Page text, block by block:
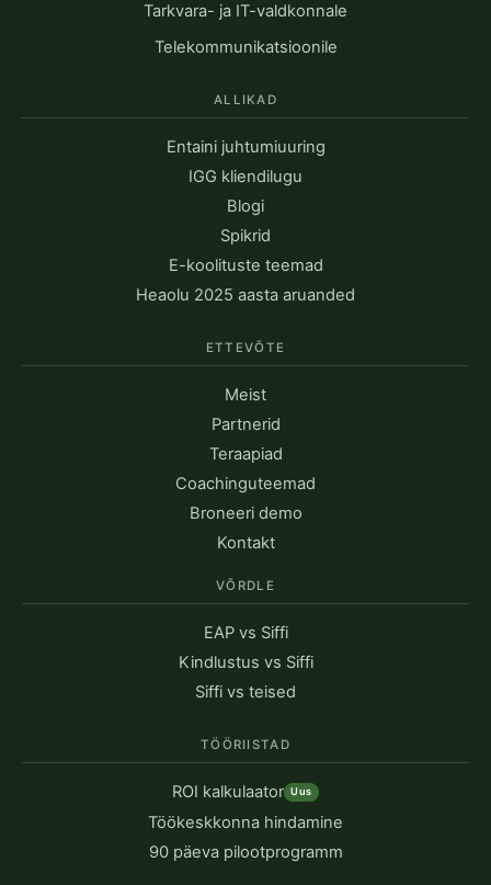
Tarkvara- ja IT-valdkonnale
Telekommunikatsioonile
ALLIKAD
Entaini juhtumiuuring
IGG kliendilugu
Blogi
Spikrid
E-koolituste teemad
Heaolu 2025 aasta aruanded
ETTEVÕTE
Meist
Partnerid
Teraapiad
Coachinguteemad
Broneeri demo
Kontakt
VÕRDLE
EAP vs Siffi
Kindlustus vs Siffi
Siffi vs teised
TÖÖRIISTAD
ROI kalkulaator Uus
Töökeskkonna hindamine
90 päeva pilootprogramm